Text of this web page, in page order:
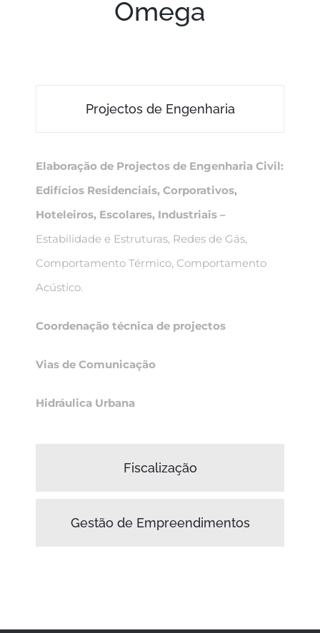
Omega
Projectos de Engenharia
Elaboração de Projectos de Engenharia Civil:
Edifícios Residenciais, Corporativos,
Hoteleiros, Escolares, Industriais –
Estabilidade e Estruturas, Redes de Gás,
Comportamento Térmico, Comportamento
Acústico.
Coordenação técnica de projectos
Vias de Comunicação
Hidráulica Urbana
Fiscalização
Gestão de Empreendimentos